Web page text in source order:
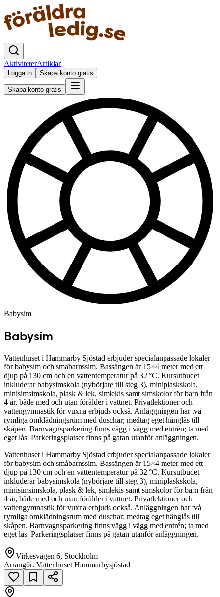
AktiviteterArtiklar
Logga in Skapa konto gratis
Skapa konto gratis
Babysim
Babysim
Vattenhuset i Hammarby Sjöstad erbjuder specialanpassade lokaler
för babysim och småbarnssim. Bassängen är 15×4 meter med ett
djup på 130 cm och en vattentemperatur på 32 °C. Kursutbudet
inkluderar babysimskola (nybörjare till steg 3), miniplaskskola,
minisimsimskola, plask & lek, simlekis samt simskolor för barn från
4 år, både med och utan förälder i vattnet. Privatlektioner och
vattengymnastik för vuxna erbjuds också. Anläggningen har två
rymliga omklädningsrum med duschar; medtag eget hänglås till
skåpen. Barnvagnsparkering finns vägg i vägg med entrén; ta med
eget lås. Parkeringsplatser finns på gatan utanför anläggningen.
Vattenhuset i Hammarby Sjöstad erbjuder specialanpassade lokaler
för babysim och småbarnssim. Bassängen är 15×4 meter med ett
djup på 130 cm och en vattentemperatur på 32 °C. Kursutbudet
inkluderar babysimskola (nybörjare till steg 3), miniplaskskola,
minisimsimskola, plask & lek, simlekis samt simskolor för barn från
4 år, både med och utan förälder i vattnet. Privatlektioner och
vattengymnastik för vuxna erbjuds också. Anläggningen har två
rymliga omklädningsrum med duschar; medtag eget hänglås till
skåpen. Barnvagnsparkering finns vägg i vägg med entrén; ta med
eget lås. Parkeringsplatser finns på gatan utanför anläggningen.
Virkesvägen 6, Stockholm
Arrangör: Vattenhuset Hammarbysjöstad